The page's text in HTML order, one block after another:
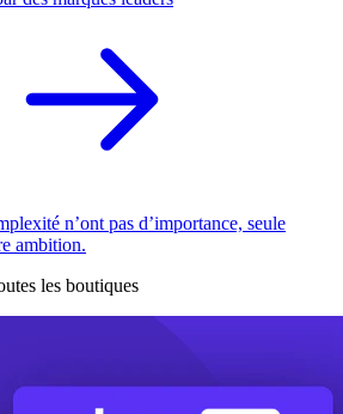
n’ont pas d’importance, seule
ambition.
les boutiques